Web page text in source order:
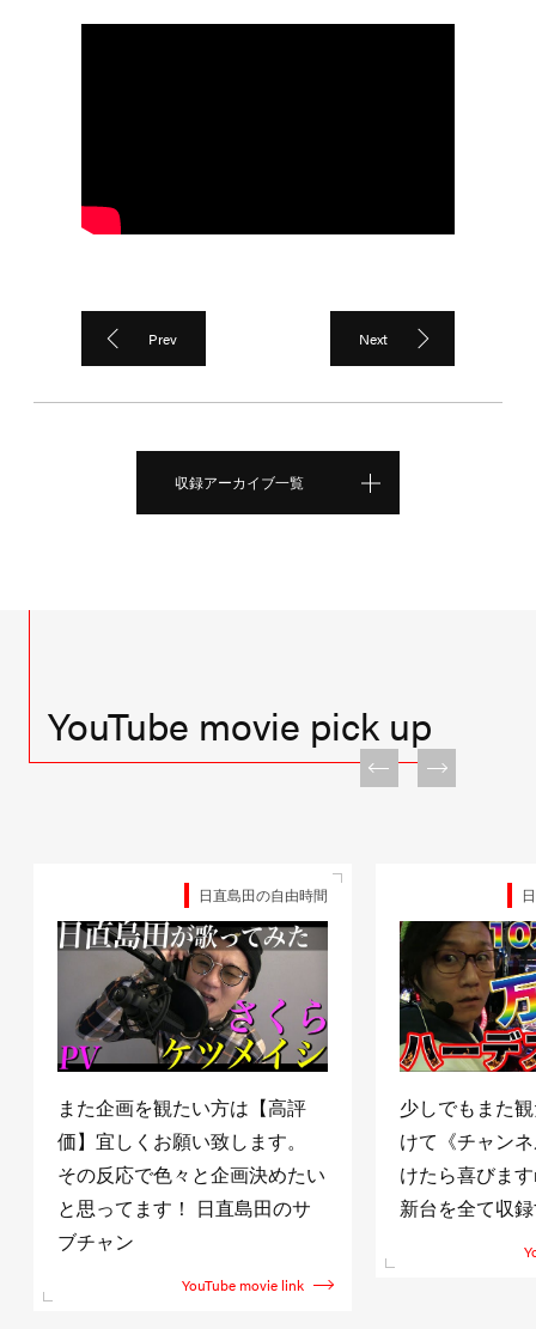
Prev Next
収録アーカイブ一覧
YouTube movie pick up
日直島田の自由時間
また企画を観たい方は【高評
価】宜しくお願い致します。
その反応で色々と企画決めたい
と思ってます！ 日直島田のサ
ブチャン
YouTube movie link
少しでもまた
けて《チャン
けたら喜びま
新台を全て収